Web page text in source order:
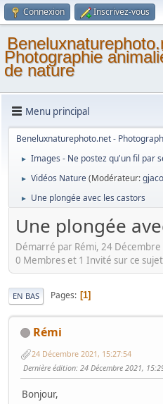
Connexion Inscrivez-vous
Photographie
de nature
Menu principal
Beneluxnaturephoto.net -
► Images - Ne postez qu'un fil par
► Vidéos Nature(Modérateur:
► Une plongée avec les castors
Une plongée
Démarré par Rémi, 24
0 Membres et 1 Invité sur ce sujet
EN BAS Pages 1
Rémi
24 Décembre 2021, 15:27:54
Dernière édition: 24 Décembre 2021,
Bonjour,